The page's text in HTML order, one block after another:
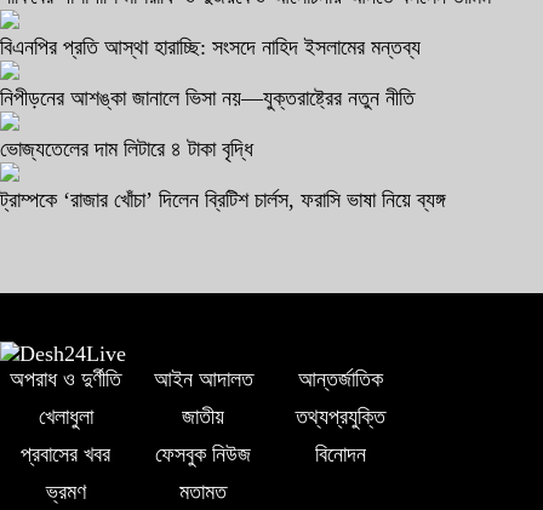
বিএনপির প্রতি আস্থা হারাচ্ছি: সংসদে নাহিদ ইসলামের মন্তব্য
নিপীড়নের আশঙ্কা জানালে ভিসা নয়—যুক্তরাষ্ট্রের নতুন নীতি
ভোজ্যতেলের দাম লিটারে ৪ টাকা বৃদ্ধি
ট্রাম্পকে ‘রাজার খোঁচা’ দিলেন ব্রিটিশ চার্লস, ফরাসি ভাষা নিয়ে ব্যঙ্গ
অপরাধ ও দুর্ণীতি আইন আদালত
আন্তর্জাতিক
খেলাধুলা
জাতীয়
তথ্যপ্রযুক্তি
প্রবাসের খবর
ফেসবুক নিউজ
বিনোদন
ভ্রমণ
মতামত